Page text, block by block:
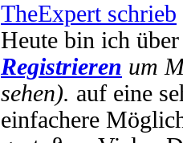
TheExpert schrieb
Heute bin ich
Registrieren um
sehen). auf eine
einfachere